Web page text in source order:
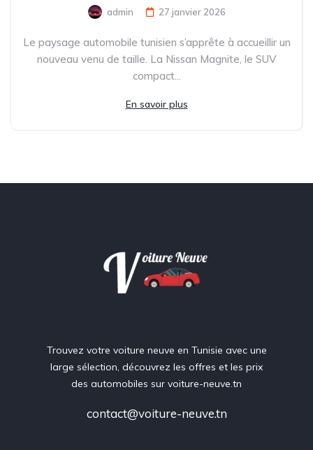
admin 27 janvier 2026
Le paysage automobile tunisien s’apprête à accueillir un
nouveau venu de taille. La Nissan Magnite, le SUV
compact...
En savoir plus
Trouvez votre voiture neuve en Tunisie avec une
large sélection, découvrez les offres et les prix
des automobiles sur voiture-neuve.tn
contact@voiture-neuve.tn